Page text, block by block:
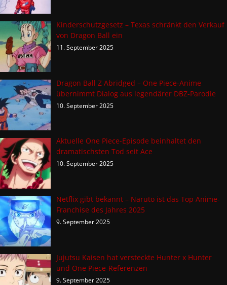
Kinderschutzgesetz – Texas schränkt den Verkauf
von Dragon Ball ein
11. September 2025
Dragon Ball Z Abridged – One Piece-Anime
übernimmt Dialog aus legendärer DBZ-Parodie
10. September 2025
Aktuelle One Piece-Episode beinhaltet den
dramatischsten Tod seit Ace
10. September 2025
Netflix gibt bekannt – Naruto ist das Top Anime-
Franchise des Jahres 2025
9. September 2025
Jujutsu Kaisen hat versteckte Hunter x Hunter
und One Piece-Referenzen
9. September 2025